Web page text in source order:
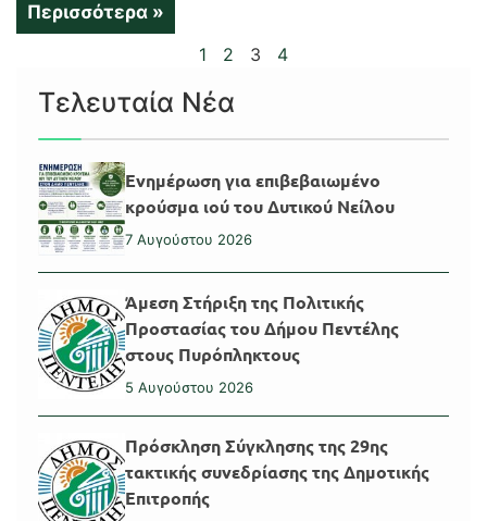
Περισσότερα »
1
2 3 4
Τελευταία Νέα
Ενημέρωση για επιβεβαιωμένο
κρούσμα ιού του Δυτικού Νείλου
7 Αυγούστου 2026
Άμεση Στήριξη της Πολιτικής
Προστασίας του Δήμου Πεντέλης
στους Πυρόπληκτους
5 Αυγούστου 2026
Πρόσκληση Σύγκλησης της 29ης
τακτικής συνεδρίασης της Δημοτικής
Επιτροπής